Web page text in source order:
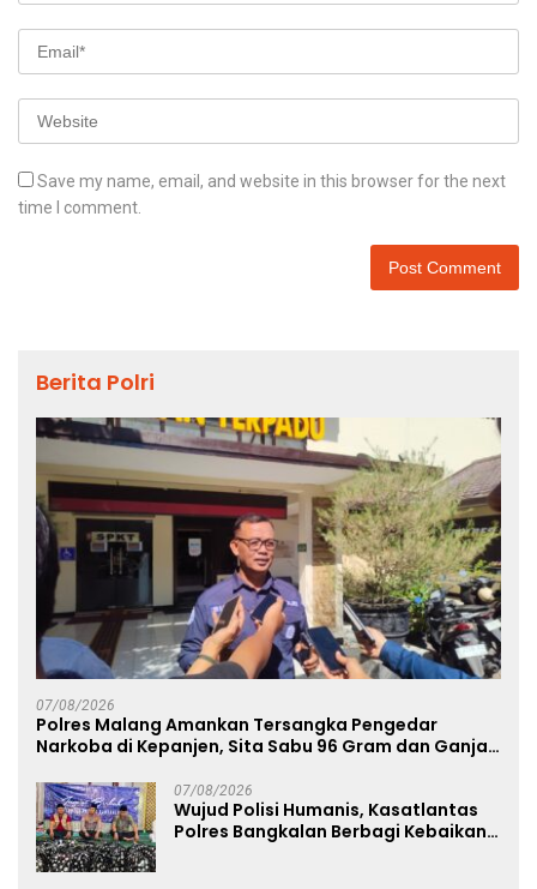
Save my name, email, and website in this browser for the next
time I comment.
Berita Polri
07/08/2026
Polres Malang Amankan Tersangka Pengedar
Narkoba di Kepanjen, Sita Sabu 96 Gram dan Ganja
07/08/2026
Wujud Polisi Humanis, Kasatlantas
Polres Bangkalan Berbagi Kebaikan